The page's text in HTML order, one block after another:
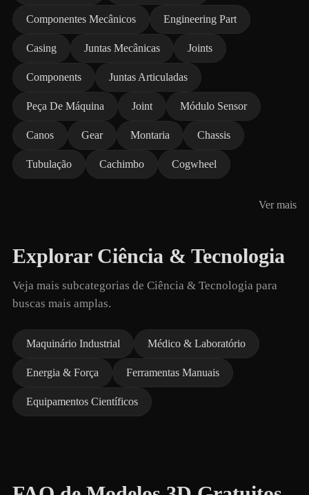
Componentes Mecânicos Engineering Part
Casing Juntas Mecânicas Joints
Components Juntas Articuladas
Peça De Máquina Joint Módulo Sensor
Canos Gear Montaria Chassis
Tubulação Cachimbo Cogwheel
Ver mais
Explorar Ciência & Tecnologia
Veja mais subcategorias de Ciência & Tecnologia para
buscas mais amplas.
Maquinário Industrial Médico & Laboratório
Energia & Força Ferramentas Manuais
Equipamentos Científicos